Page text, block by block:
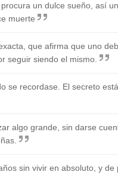
un dulce sueño, así
muerte
que afirma que uno
seguir siendo el mismo.
se recordase. El secreto
algo grande, sin darse
sin vivir en absoluto, y de